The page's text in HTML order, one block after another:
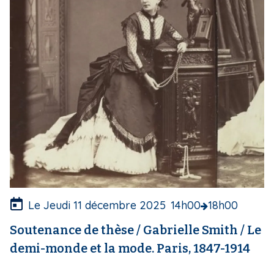
t
u
r
e
Le Jeudi 11 décembre 2025 14h00 18h00
Soutenance de thèse / Gabrielle Smith / Le
demi-monde et la mode. Paris, 1847-1914